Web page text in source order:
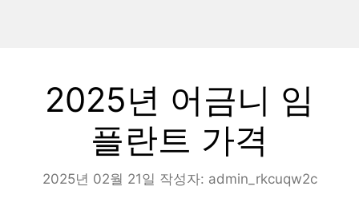
2025년 어금니 임
플란트 가격
2025년 02월 21일 작성자: admin_rkcuqw2c